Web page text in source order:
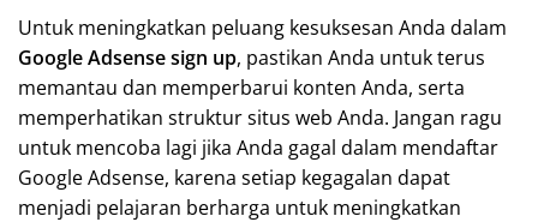
Untuk meningkatkan peluang kesuksesan Anda dalam
Google Adsense sign up, pastikan Anda untuk terus
memantau dan memperbarui konten Anda, serta
memperhatikan struktur situs web Anda. Jangan ragu
untuk mencoba lagi jika Anda gagal dalam mendaftar
Google Adsense, karena setiap kegagalan dapat
menjadi pelajaran berharga untuk meningkatkan